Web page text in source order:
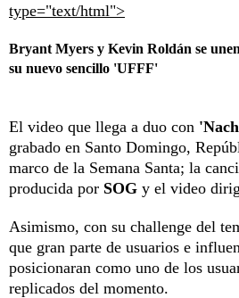
type="text/html">
Bryant Myers y Kevin Roldán se
su nuevo sencillo 'UFFF'
El video que llega a duo con
grabado en Santo Domingo,
marco de la Semana Santa; la
producida por SOG y el video
Asimismo, con su challenge del
que gran parte de usuarios e
posicionaran como uno de los
replicados del momento.